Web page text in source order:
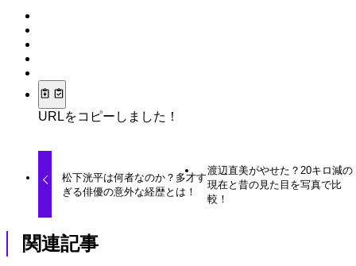
URLをコピーしました！
松下洸平は何者なのか？多才す
ぎる俳優の意外な経歴とは！
渡辺直美がやせた？20キロ減の
現在と昔の見た目を写真で比
較！
関連記事